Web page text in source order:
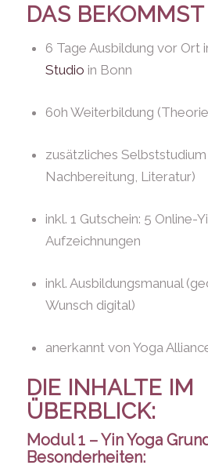
DAS
6 Tage Ausbildung vor Ort
Studio in Bonn
60h Weiterbildung
zusätzliches
Nachbereitung, Literatur)
inkl. 1 Gutschein: 5 Online-
Aufzeichnungen
inkl. Ausbildungsmanual
Wunsch digital)
anerkannt von Yoga
DIE INHALTE IM
ÜBERBLICK:
Modul 1 – Yin Yoga
Besonderheiten: